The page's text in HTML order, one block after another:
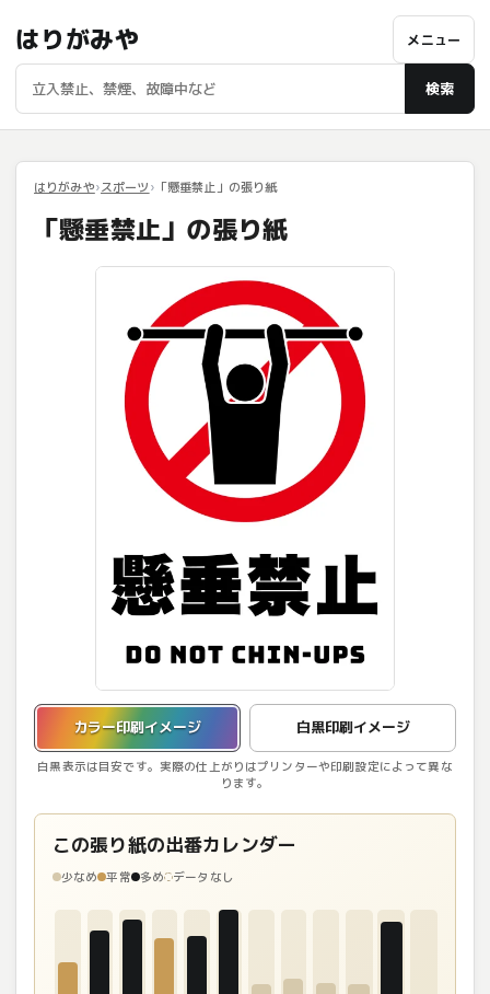
はりがみや
検索
メニュー
はりがみや スポーツ 「懸垂禁止」の張り紙
「懸垂禁止」の張り紙
カラー印刷イメージ 白黒印刷イメージ
白黒表示は目安です。実際の仕上がりはプリンターや印刷設定によって異な
ります。
カラー印刷イメージを表示しています。
この張り紙の出番カレンダー
少なめ 平常 多め データなし